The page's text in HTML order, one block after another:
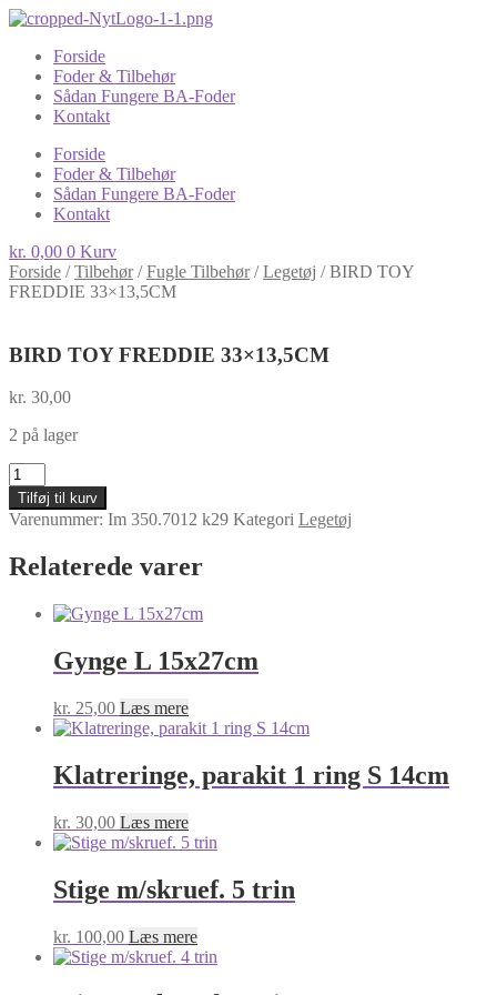
Forside
Foder & Tilbehør
Sådan Fungere BA-Foder
Kontakt
Forside
Foder & Tilbehør
Sådan Fungere BA-Foder
Kontakt
kr. 0,00 0 Kurv
Forside /Tilbehør/Fugle Tilbehør/Legetøj /BIRD TOY
FREDDIE 33×13,5CM
BIRD TOY FREDDIE 33×13,5CM
kr. 30,00
2 på lager
BIRD
TOY
FREDDIE
33x13,5CM
antal
Tilføj til kurv
Varenummer: Im 350.7012 k29 Kategori Legetøj
Relaterede varer
Gynge L 15x27cm
kr. 25,00 Læs mere
Klatreringe, parakit 1 ring S 14cm
kr. 30,00 Læs mere
Stige m/skruef. 5 trin
kr. 100,00 Læs mere